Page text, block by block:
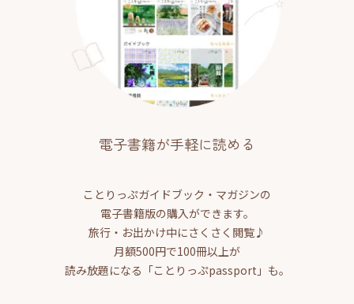
電子書籍が手軽に読める
ことりっぷガイドブック・マガジンの
電子書籍版の購入ができます。
旅行・お出かけ中にさくさく閲覧♪
月額500円で100冊以上が
読み放題になる「ことりっぷpassport」も。